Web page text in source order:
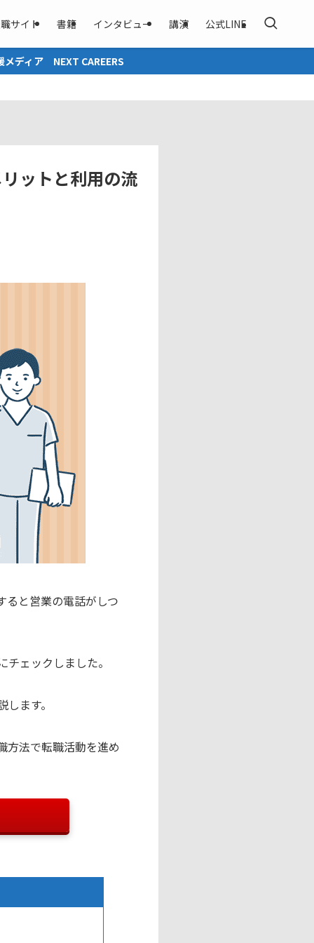
サイト 書籍 インタビュー 講演 公式LINE
CAREERS
ットと利用の流
ると営業の電話がしつ
ェックしました。
ます。
方法で転職活動を進め